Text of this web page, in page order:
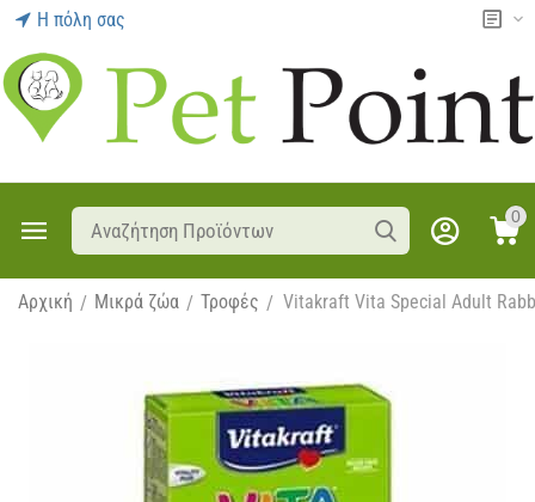
Η πόλη σας
0
Αρχική / Μικρά ζώα / Τροφές / Vitakraft Vita Special Adult